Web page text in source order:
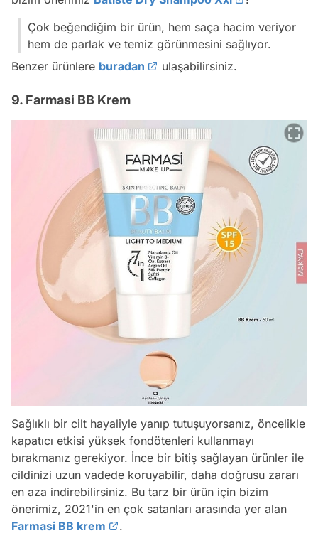
Çok beğendiğim bir ürün, hem saça hacim veriyor
hem de parlak ve temiz görünmesini sağlıyor.
Benzer ürünlere buradan ulaşabilirsiniz.
9. Farmasi BB Krem
Sağlıklı bir cilt hayaliyle yanıp tutuşuyorsanız, öncelikle
kapatıcı etkisi yüksek fondötenleri kullanmayı
bırakmanız gerekiyor. İnce bir bitiş sağlayan ürünler ile
cildinizi uzun vadede koruyabilir, daha doğrusu zararı
en aza indirebilirsiniz. Bu tarz bir ürün için bizim
önerimiz, 2021'in en çok satanları arasında yer alan
Farmasi BB krem
.